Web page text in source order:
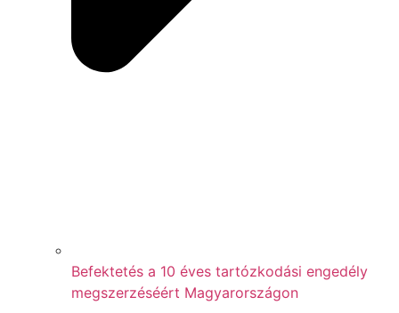
Befektetés a 10 éves tartózkodási engedély
megszerzéséért Magyarországon